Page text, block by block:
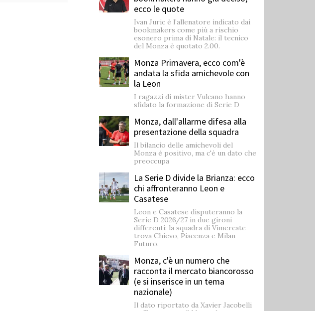
ecco le quote
Ivan Juric è l’allenatore indicato dai
bookmakers come più a rischio
esonero prima di Natale: il tecnico
del Monza è quotato 2.00.
Monza Primavera, ecco com'è
andata la sfida amichevole con
la Leon
I ragazzi di mister Vulcano hanno
sfidato la formazione di Serie D
Monza, dall'allarme difesa alla
presentazione della squadra
Il bilancio delle amichevoli del
Monza è positivo, ma c'è un dato che
preoccupa
La Serie D divide la Brianza: ecco
chi affronteranno Leon e
Casatese
Leon e Casatese disputeranno la
Serie D 2026/27 in due gironi
differenti: la squadra di Vimercate
trova Chievo, Piacenza e Milan
Futuro.
Monza, c'è un numero che
racconta il mercato biancorosso
(e si inserisce in un tema
nazionale)
Il dato riportato da Xavier Jacobelli